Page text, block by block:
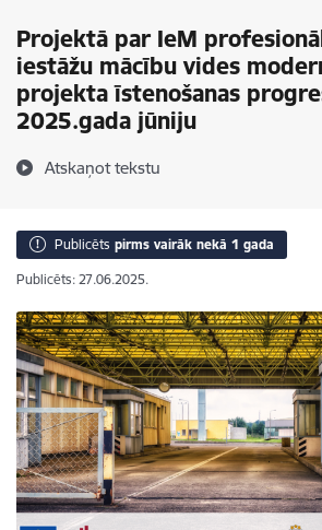
Projektā par IeM
iestāžu mācību vides
projekta īstenošanas
2025.gada jūniju
Atskaņot tekstu
Publicēts pirms vairāk nekā 1 gada
Publicēts: 27.06.2025.